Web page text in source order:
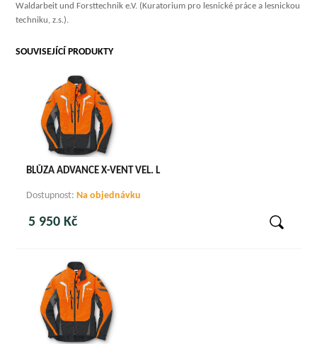
Waldarbeit und Forsttechnik e.V. (Kuratorium pro lesnické práce a lesnickou
techniku, z.s.).
SOUVISEJÍCÍ PRODUKTY
BLŮZA ADVANCE X-VENT VEL. L
Dostupnost:Na objednávku
5 950 Kč